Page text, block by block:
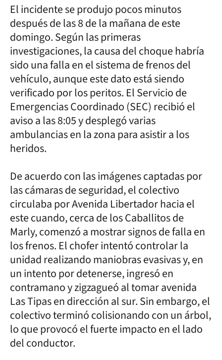
El incidente se produjo pocos minutos
después de las 8 de la mañana de este
domingo. Según las primeras
investigaciones, la causa del choque habría
sido una falla en el sistema de frenos del
vehículo, aunque este dato está siendo
verificado por los peritos. El Servicio de
Emergencias Coordinado (SEC) recibió el
aviso a las 8:05 y desplegó varias
ambulancias en la zona para asistir a los
heridos.
De acuerdo con las imágenes captadas por
las cámaras de seguridad, el colectivo
circulaba por Avenida Libertador hacia el
este cuando, cerca de los Caballitos de
Marly, comenzó a mostrar signos de falla en
los frenos. El chofer intentó controlar la
unidad realizando maniobras evasivas y, en
un intento por detenerse, ingresó en
contramano y zigzagueó al tomar avenida
Las Tipas en dirección al sur. Sin embargo, el
colectivo terminó colisionando con un árbol,
lo que provocó el fuerte impacto en el lado
del conductor.